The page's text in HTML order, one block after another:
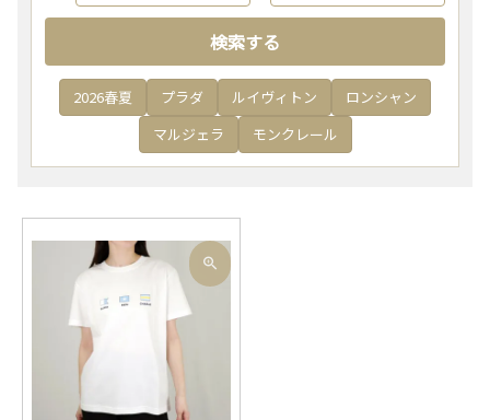
検索する
2026春夏 プラダ ルイヴィトン
ロンシャン
マルジェラ
モンクレール